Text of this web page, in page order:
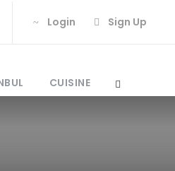
Login Sign Up
CUISINE